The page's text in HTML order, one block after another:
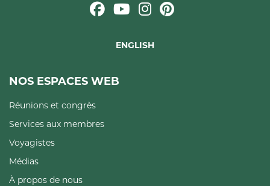
ENGLISH
NOS ESPACES WEB
Réunions et congrès
Services aux membres
Voyagistes
Médias
À propos de nous